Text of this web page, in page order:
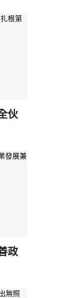
伙
政